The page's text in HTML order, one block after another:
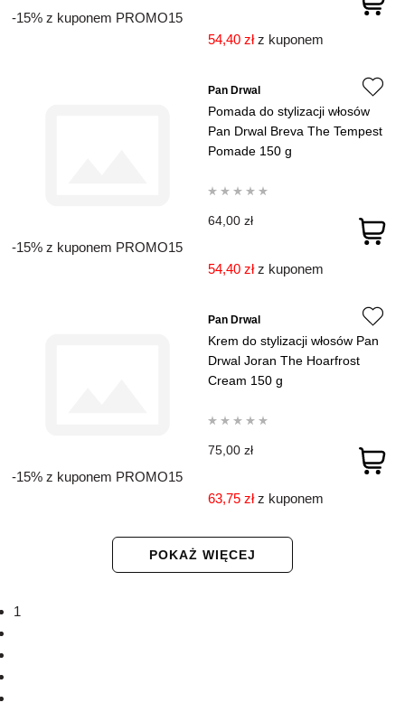
-15% z kuponem PROMO15
54,40 złz kuponem
-15% z kuponem PROMO15
Pan Drwal
Pomada do stylizacji włosów
Pan Drwal Breva The Tempest
Pomade 150 g
64,00 zł
54,40 złz kuponem
-15% z kuponem PROMO15
Pan Drwal
Krem do stylizacji włosów Pan
Drwal Joran The Hoarfrost
Cream 150 g
75,00 zł
63,75 złz kuponem
POKAŻ WIĘCEJ
1